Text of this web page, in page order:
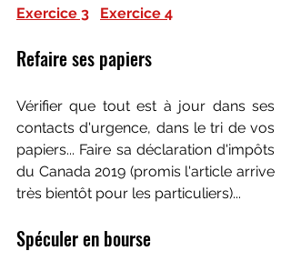
Exercice 3
Exercice 4
Refaire ses papiers
Vérifier que tout est à jour dans ses
contacts d'urgence, dans le tri de vos
papiers... Faire sa déclaration d'impôts
du Canada 2019 (promis l'article arrive
très bientôt pour les particuliers)...
Spéculer en bourse